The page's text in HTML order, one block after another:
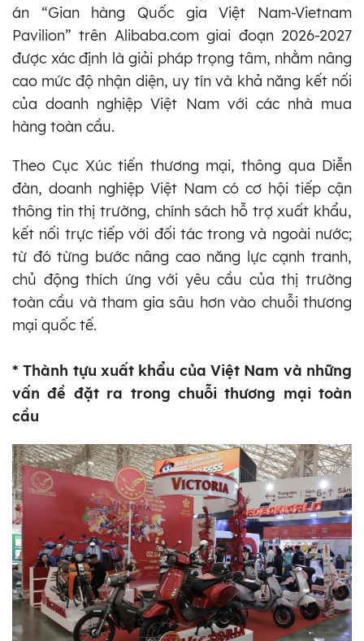
án “Gian hàng Quốc gia Việt Nam-Vietnam
Pavilion” trên Alibaba.com giai đoạn 2026-2027
được xác định là giải pháp trọng tâm, nhằm nâng
cao mức độ nhận diện, uy tín và khả năng kết nối
của doanh nghiệp Việt Nam với các nhà mua
hàng toàn cầu.
Theo Cục Xúc tiến thương mại, thông qua Diễn
đàn, doanh nghiệp Việt Nam có cơ hội tiếp cận
thông tin thị trường, chính sách hỗ trợ xuất khẩu,
kết nối trực tiếp với đối tác trong và ngoài nước;
từ đó từng bước nâng cao năng lực cạnh tranh,
chủ động thích ứng với yêu cầu của thị trường
toàn cầu và tham gia sâu hơn vào chuỗi thương
mại quốc tế.
* Thành tựu xuất khẩu của Việt Nam và những
vấn đề đặt ra trong chuỗi thương mại toàn
cầu